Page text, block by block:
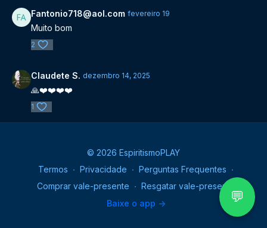
💬
Fantonio718@aol.com fevereiro 19
Muito bom
2
Claudete S. dezembro 14, 2025
🙏❤️❤️❤️❤️
1
© 2026 EspiritismoPLAY
Termos ∙ Privacidade ∙ Perguntas Frequentes ∙
Comprar vale-presente ∙ Resgatar vale-presente
Baixe o app ->